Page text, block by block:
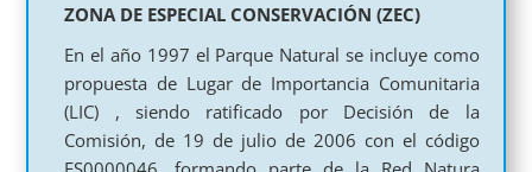
ZONA DE ESPECIAL CONSERVACIÓN (ZEC)
En el año 1997 el Parque Natural se incluye como
propuesta de Lugar de Importancia Comunitaria
(LIC) , siendo ratificado por Decisión de la
Comisión, de 19 de julio de 2006 con el código